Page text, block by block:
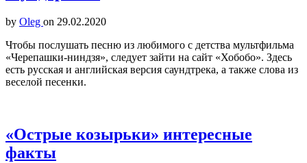
by Oleg on 29.02.2020
Чтобы послушать песню из любимого с детства мультфильма
«Черепашки-ниндзя», следует зайти на сайт «Хобобо». Здесь
есть русская и английская версия саундтрека, а также слова из
веселой песенки.
«Острые козырьки» интересные
факты